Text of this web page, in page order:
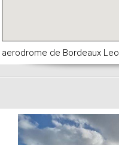
aerodrome de Bordeaux